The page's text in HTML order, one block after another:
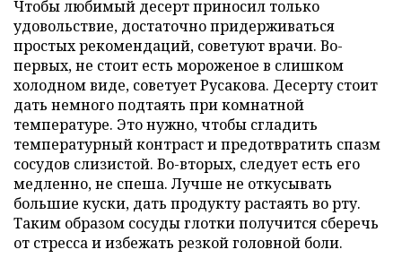
Чтобы любимый десерт приносил только
удовольствие, достаточно придерживаться
простых рекомендаций, советуют врачи. Во-
первых, не стоит есть мороженое в слишком
холодном виде, советует Русакова. Десерту стоит
дать немного подтаять при комнатной
температуре. Это нужно, чтобы сгладить
температурный контраст и предотвратить спазм
сосудов слизистой. Во-вторых, следует есть его
медленно, не спеша. Лучше не откусывать
большие куски, дать продукту растаять во рту.
Таким образом сосуды глотки получится сберечь
от стресса и избежать резкой головной боли.